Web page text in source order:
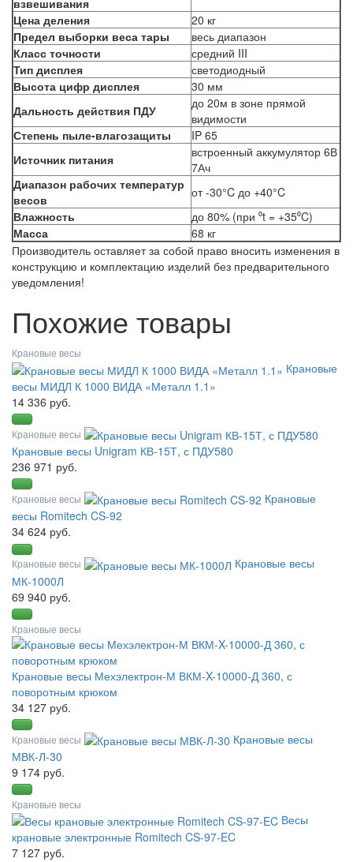
взвешивания
Цена деления
20 кг
Предел выборки веса тары
весь диапазон
Класс точности
средний III
Тип дисплея
светодиодный
Высота цифр дисплея
30 мм
Дальность действия ПДУ
до 20м в зоне прямой
видимости
Степень пыле-влагозащиты
IP 65
Источник питания
встроенный аккумулятор 6В
7Ач
Диапазон рабочих температур
весов
от -30°C до +40°C
Влажность
до 80% (при ⁰t = +35⁰C)
Масса
68 кг
Производитель оставляет за собой право вносить изменения в
конструкцию и комплектацию изделий без предварительного
уведомления!
Похожие товары
Крановые весы
Крановые
весы МИДЛ К 1000 ВИДА «Металл 1.1»
14 336 руб.
Крановые весы
Крановые весы Unigram КВ-15Т, с ПДУ580
236 971 руб.
Крановые весы
Крановые
весы Romitech CS-92
34 624 руб.
Крановые весы
Крановые весы
МК-1000Л
69 940 руб.
Крановые весы
Крановые весы Мехэлектрон-М ВКМ-X-10000-Д 360, с
поворотным крюком
34 127 руб.
Крановые весы
Крановые весы
МВК-Л-30
9 174 руб.
Крановые весы
Весы
крановые электронные Romitech CS-97-EC
7 127 руб.